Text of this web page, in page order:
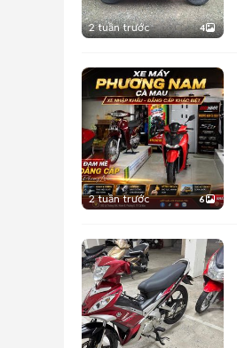
2 tuần trước 4
2 tuần trước 6